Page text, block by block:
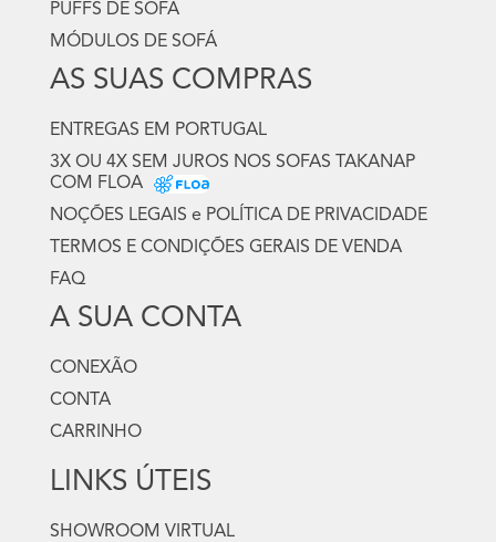
PUFFS DE SOFA
MÓDULOS DE SOFÁ
AS SUAS COMPRAS
ENTREGAS EM PORTUGAL
3X OU 4X SEM JUROS NOS SOFAS TAKANAP
COM FLOA
NOÇÕES LEGAIS e POLÍTICA DE PRIVACIDADE
TERMOS E CONDIÇÕES GERAIS DE VENDA
FAQ
A SUA CONTA
CONEXÃO
CONTA
CARRINHO
LINKS ÚTEIS
SHOWROOM VIRTUAL